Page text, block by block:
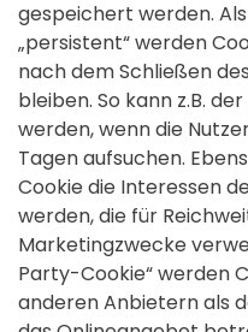
gespeichert werden.
„persistent“ werden
nach dem Schließen
bleiben. So kann z.B.
werden, wenn die
Tagen aufsuchen.
Cookie die Interessen
werden, die für
Marketingzwecke
Party-Cookie“ werden
anderen Anbietern als